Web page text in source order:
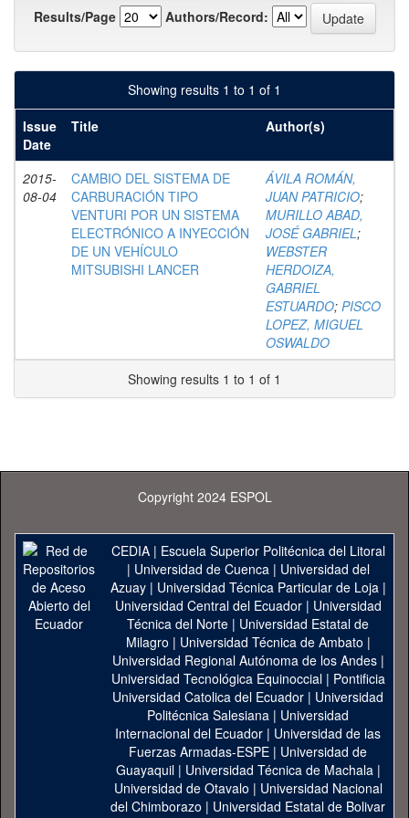
Results/Page
Authors/Record:
Showing results 1 to 1 of 1
Issue
Date
Title Author(s)
2015-
08-04
CAMBIO DEL SISTEMA DE
CARBURACIÓN TIPO
VENTURI POR UN SISTEMA
ELECTRÓNICO A INYECCIÓN
DE UN VEHÍCULO
MITSUBISHI LANCER
ÁVILA ROMÁN,
JUAN PATRICIO;
MURILLO ABAD,
JOSÉ GABRIEL;
WEBSTER
HERDOIZA,
GABRIEL
ESTUARDO; PISCO
LOPEZ, MIGUEL
OSWALDO
Showing results 1 to 1 of 1
Copyright 2024 ESPOL
CEDIA| Escuela Superior Politécnica del Litoral
| Universidad de Cuenca| Universidad del
Azuay| Universidad Técnica Particular de Loja|
Universidad Central del Ecuador| Universidad
Técnica del Norte | Universidad Estatal de
Milagro | Universidad Técnica de Ambato |
Universidad Regional Autónoma de los Andes|
Universidad Tecnológica Equinoccial| Pontificia
Universidad Catolica del Ecuador | Universidad
Politécnica Salesiana | Universidad
Internacional del Ecuador | Universidad de las
Fuerzas Armadas-ESPE | Universidad de
Guayaquil| Universidad Técnica de Machala|
Universidad de Otavalo | Universidad Nacional
del Chimborazo | Universidad Estatal de Bolivar